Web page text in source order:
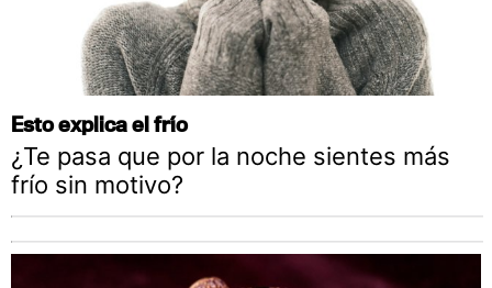
Esto explica el frío
¿Te pasa que por la noche sientes más
frío sin motivo?